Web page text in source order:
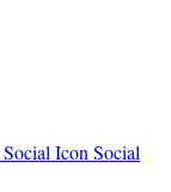
Social IconSocial